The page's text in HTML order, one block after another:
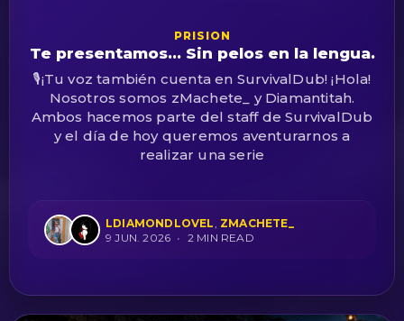
PRISION
Te presentamos... Sin pelos en la lengua.
🎙️¡Tu voz también cuenta en SurvivalDub! ¡Hola!
Nosotros somos zMachete_ y Diamantitah.
Ambos hacemos parte del staff de SurvivalDub
y el día de hoy queremos aventurarnos a
realizar una serie
LDIAMONDLOVEL, ZMACHETE_
9 JUN. 2026 • 2 MIN READ